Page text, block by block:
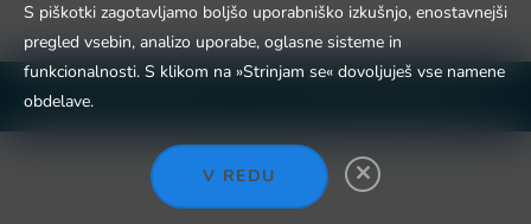
Niche Blog WordPress Theme by
S piškotki zagotavljamo boljšo uporabniško izkušnjo, enostavnejši
pregled vsebin, analizo uporabe, oglasne sisteme in
funkcionalnosti. S klikom na »Strinjam se« dovoljuješ vse namene
obdelave.
V REDU